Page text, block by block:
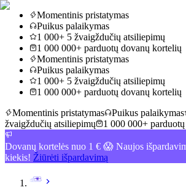
Momentinis pristatymas
Puikus palaikymas
1 000+ 5 žvaigždučių atsiliepimų
1 000 000+ parduotų dovanų kortelių
Momentinis pristatymas
Puikus palaikymas
1 000+ 5 žvaigždučių atsiliepimų
1 000 000+ parduotų dovanų kortelių
Momentinis pristatymas
Puikus palaikymas
žvaigždučių atsiliepimų
1 000 000+
Dovanų kortelės nuo 1 € 😱 Naujos
kiekis! Žiūrėti išpardavimą